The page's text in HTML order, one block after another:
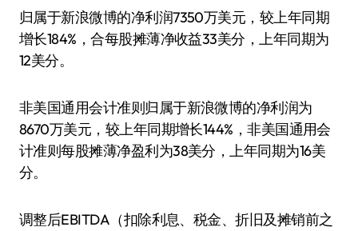
归属于新浪微博的净利润7350万美元，较上年同期
增长184%，合每股摊薄净收益33美分，上年同期为
12美分。
非美国通用会计准则归属于新浪微博的净利润为
8670万美元，较上年同期增长144%，非美国通用会
计准则每股摊薄净盈利为38美分，上年同期为16美
分。
调整后EBITDA（扣除利息、税金、折旧及摊销前之